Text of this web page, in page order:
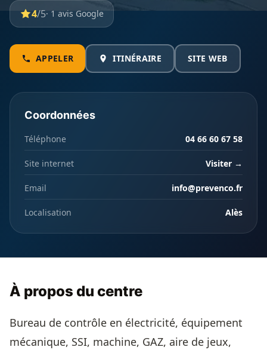
4/5· 1 avis Google
APPELER ITINÉRAIRE SITE WEB
Coordonnées
Téléphone 04 66 60 67 58
Site internet Visiter →
Email info@prevenco.fr
Localisation Alès
À propos du centre
Bureau de contrôle en électricité, équipement
mécanique, SSI, machine, GAZ, aire de jeux,